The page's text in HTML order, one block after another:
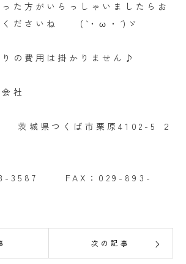
た方がいらっしゃいましたらお
くださいね (`・ω・´)ゞ
の費用は掛かりません♪
社
城県つくば市栗原4102-5 ２
3587 FAX：029-893-
次の記事